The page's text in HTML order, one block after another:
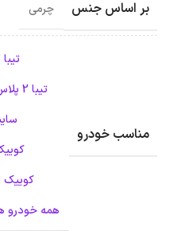
بر اساس جنس چرمی
مناسب خودرو
تیبا 2
تیبا 2 پلاس
کوییک
همه خودرو